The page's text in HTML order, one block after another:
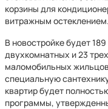
корзины для
витражным остеклением.
В новостройке будет
двухкомнатных и 23
маломобильных
специальную
квартир будет
программы,